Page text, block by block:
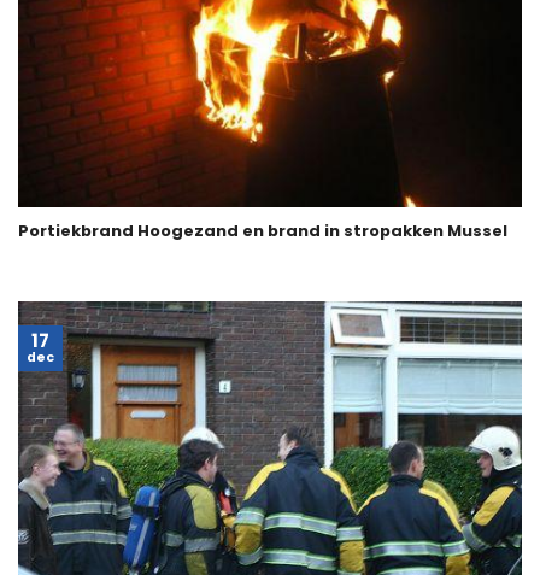
Portiekbrand Hoogezand en brand in stropakken Mussel
17
dec